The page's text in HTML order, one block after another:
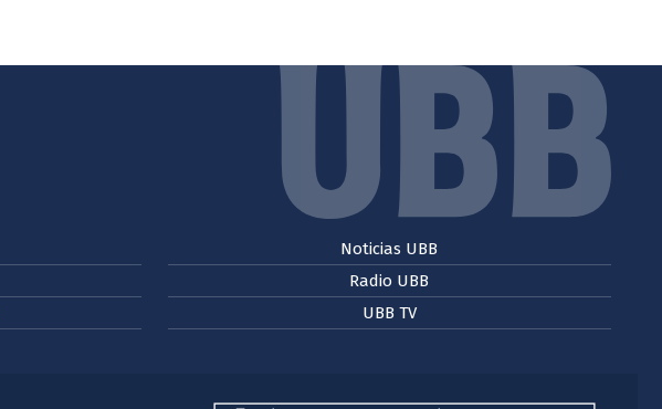
Noticias UBB
Radio UBB
UBB TV